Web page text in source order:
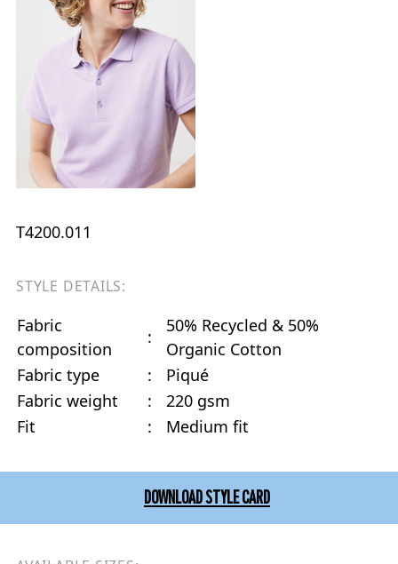
T4200.011
STYLE DETAILS:
Fabric
composition
:
50% Recycled & 50%
Organic Cotton
Fabric type
:
Piqué
Fabric weight
:
220 gsm
Fit
: Medium fit
DOWNLOAD STYLE CARD